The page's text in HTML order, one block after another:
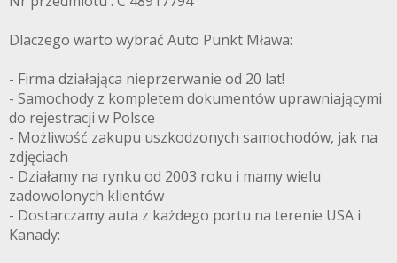
Dlaczego warto wybrać Auto Punkt Mława:
- Firma działająca nieprzerwanie od 20 lat!
- Samochody z kompletem dokumentów uprawniającymi
do rejestracji w Polsce
- Możliwość zakupu uszkodzonych samochodów, jak na
zdjęciach
- Działamy na rynku od 2003 roku i mamy wielu
zadowolonych klientów
- Dostarczamy auta z każdego portu na terenie USA i
Kanady: